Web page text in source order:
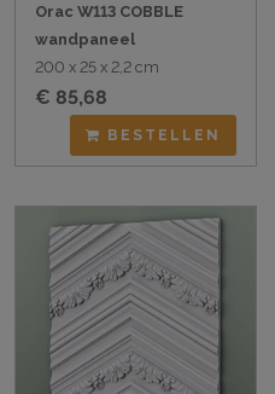
Orac W113 COBBLE
wandpaneel
200 x 25 x 2,2 cm
€ 85,68
BESTELLEN